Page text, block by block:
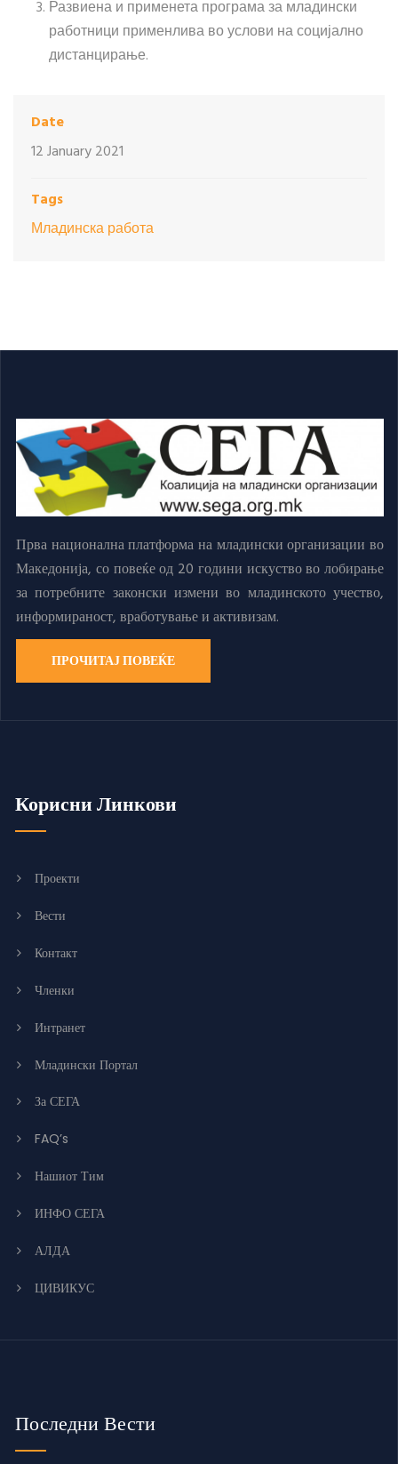
Развиена и применета програма за младински
работници применлива во услови на социјално
дистанцирање.
Date
12 January 2021
Tags
Младинска работа
Прва национална платформа на младински организации во
Македонија, со повеќе од 20 години искуство во лобирање
за потребните законски измени во младинското учество,
информираност, вработување и активизам.
ПРОЧИТАЈ ПОВЕЌЕ
Корисни Линкови
Проекти
Вести
Контакт
Членки
Интранет
Младински Портал
За СЕГА
FAQ’s
Нашиот Тим
ИНФО СЕГА
АЛДА
ЦИВИКУС
Последни Вести